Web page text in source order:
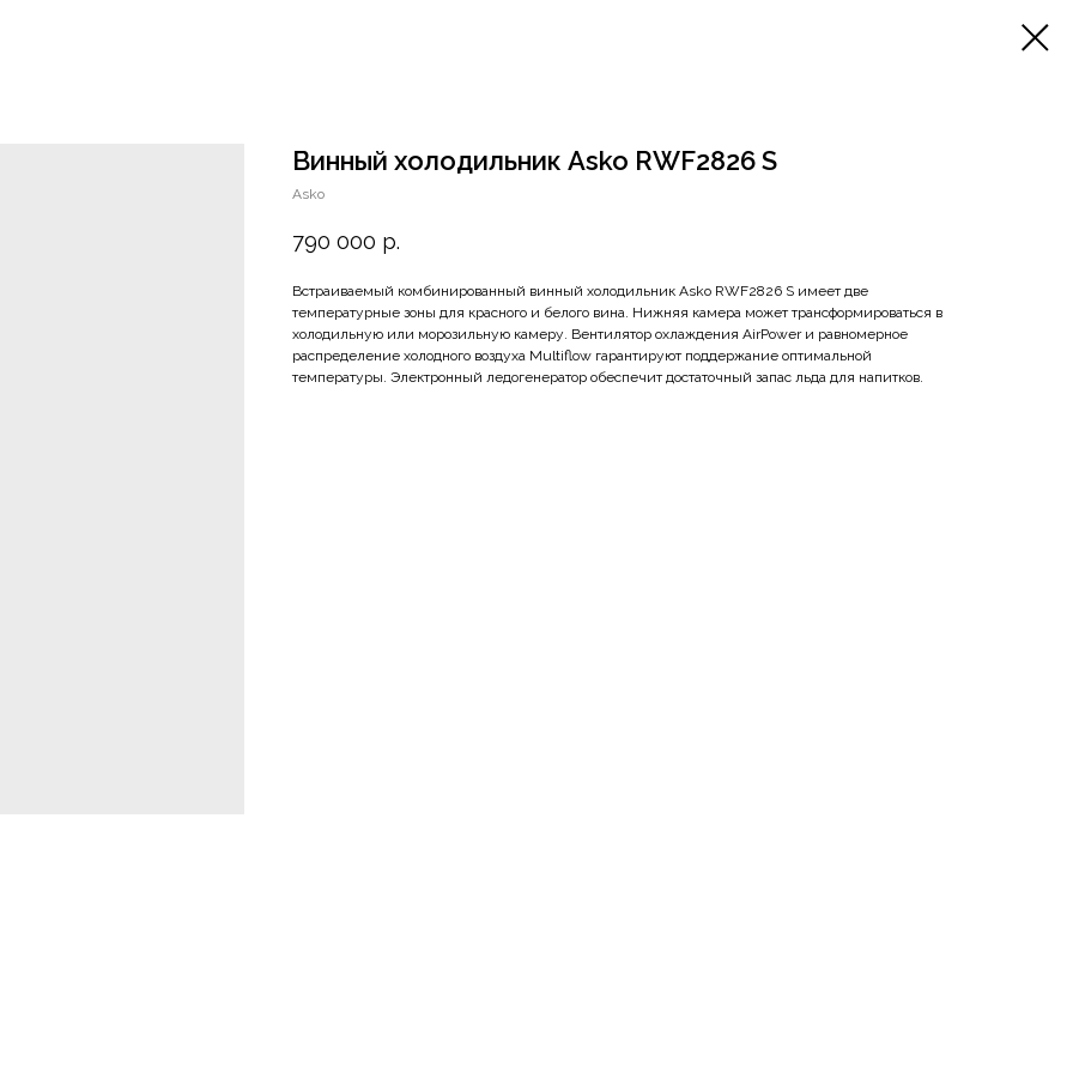
Винный холодильник Asko RWF2826 S
Asko
790 000 р.
Встраиваемый комбинированный винный холодильник Asko RWF2826 S имеет две
температурные зоны для красного и белого вина. Нижняя камера может трансформироваться в
холодильную или морозильную камеру. Вентилятор охлаждения AirPower и равномерное
распределение холодного воздуха Multiflow гарантируют поддержание оптимальной
температуры. Электронный ледогенератор обеспечит достаточный запас льда для напитков.